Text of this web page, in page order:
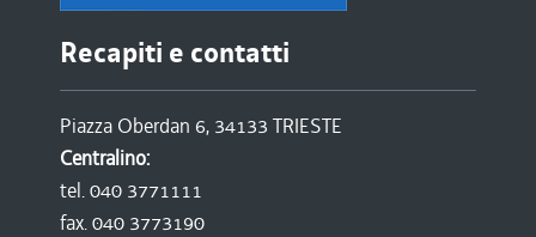
Recapiti e contatti
Piazza Oberdan 6, 34133 TRIESTE
Centralino:
tel. 040 3771111
fax. 040 3773190